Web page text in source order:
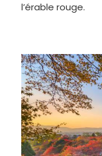
l’érable rouge.